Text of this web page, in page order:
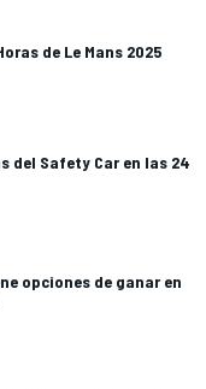
de Le Mans 2025
del Safety Car en las 24
opciones de ganar en